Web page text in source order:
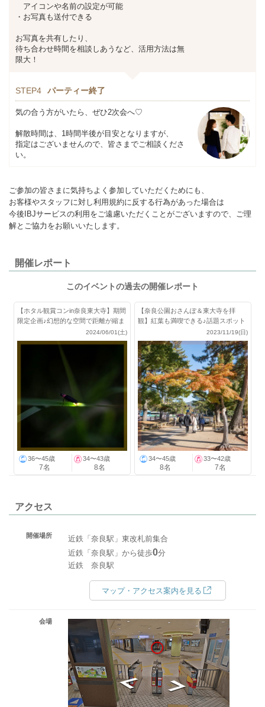
アイコンや名前の設定が可能
・お写真も送付できる
お写真を共有したり、
待ち合わせ時間を相談しあうなど、活用方法は無
限大！
STEP4 パーティー終了
気の合う方がいたら、ぜひ2次会へ♡
解散時間は、1時間半後が目安となりますが、
指定はございませんので、皆さまでご相談くださ
い。
ご参加の皆さまに気持ちよく参加していただくためにも、
お客様やスタッフに対し利用規約に反する行為があった場合は
今後IBJサービスの利用をご遠慮いただくことがございますので、ご理
解とご協力をお願いいたします。
開催レポート
このイベントの過去の開催レポート
【ホタル観賞コンin奈良東大寺】期間
限定企画♪幻想的な空間で距離が縮ま
2024/06/01(土)
36〜45歳
7名
34〜43歳
8名
【奈良公園おさんぽ＆東大寺を拝
観】紅葉も満喫できる♪話題スポット
2023/11/19(日)
34〜45歳
8名
33〜42歳
7名
アクセス
開催場所
近鉄「奈良駅」東改札前集合
近鉄「奈良駅」から徒歩0分
近鉄 奈良駅
マップ・アクセス案内を見る
会場